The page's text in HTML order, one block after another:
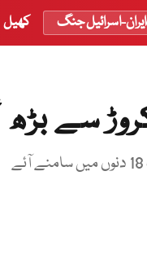
ایران-اسرائیل جنگ کھیل